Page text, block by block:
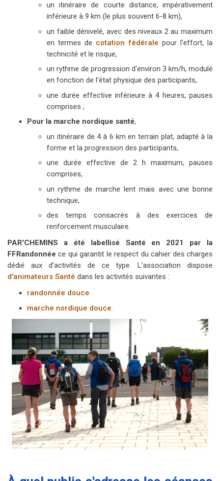
un itinéraire de courte distance, impérativement
inférieure à 9 km (le plus souvent 6-8 km),
un faible dénivelé, avec des niveaux 2 au maximum
en termes de cotation fédérale pour l'effort, la
technicité et le risque,
un rythme de progression d'environ 3 km/h, modulé
en fonction de l’état physique des participants,
une durée effective inférieure à 4 heures, pauses
comprises ;
Pour la marche nordique santé,
un itinéraire de 4 à 6 km en terrain plat, adapté à la
forme et la progression des participants,
une durée effective de 2 h maximum, pauses
comprises,
un rythme de marche lent mais avec une bonne
technique,
des temps consacrés à des exercices de
renforcement musculaire.
PAR'CHEMINS a été labellisé Santé en 2021 par la
FFRandonnée ce qui garantit le respect du cahier des charges
dédié aux d’activités de ce type. L'association dispose
d'animateurs Santé dans les activités suivantes :
randonnée douce
marche nordique douce.